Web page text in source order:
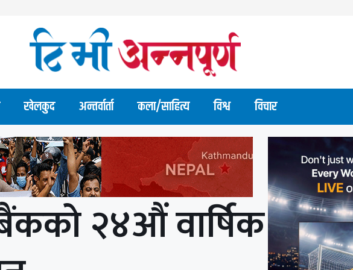
खेलकुद अन्तर्वार्ता कला/साहित्य विश्व विचार
२४औं वार्षिक